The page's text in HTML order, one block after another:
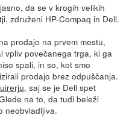
da se v krogih velikih
združeni HP-Compaq in Dell.
prodajo na prvem mestu,
vpliv povečanega trga, ki ga
spali, in so, kot smo
prodajo brez odpuščanja.
, saj se je Dell spet
na to, da tudi beleži
neobvladljiva.